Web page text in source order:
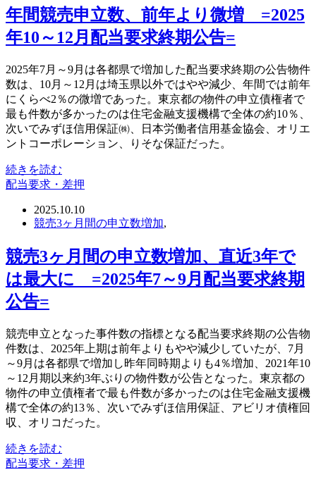
年間競売申立数、前年より微増 =2025
年10～12月配当要求終期公告=
2025年7月～9月は各都県で増加した配当要求終期の公告物件
数は、10月～12月は埼玉県以外ではやや減少、年間では前年
にくらべ2％の微増であった。東京都の物件の申立債権者で
最も件数が多かったのは住宅金融支援機構で全体の約10％、
次いでみずほ信用保証㈱、日本労働者信用基金協会、オリエ
ントコーポレーション、りそな保証だった。
続きを読む
配当要求・差押
2025.10.10
競売3ヶ月間の申立数増加,
競売3ヶ月間の申立数増加、直近3年で
は最大に =2025年7～9月配当要求終期
公告=
競売申立となった事件数の指標となる配当要求終期の公告物
件数は、2025年上期は前年よりもやや減少していたが、7月
～9月は各都県で増加し昨年同時期よりも4％増加、2021年10
～12月期以来約3年ぶりの物件数が公告となった。東京都の
物件の申立債権者で最も件数が多かったのは住宅金融支援機
構で全体の約13％、次いでみずほ信用保証、アビリオ債権回
収、オリコだった。
続きを読む
配当要求・差押